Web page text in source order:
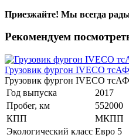
Приезжайте! Мы всегда
Рекомендуем
Грузовик фургон IVECO
Грузовик фургон IVECO
Год выпуска
2017
Пробег, км
552000
КПП
МКПП
Экологический класс Евро 5